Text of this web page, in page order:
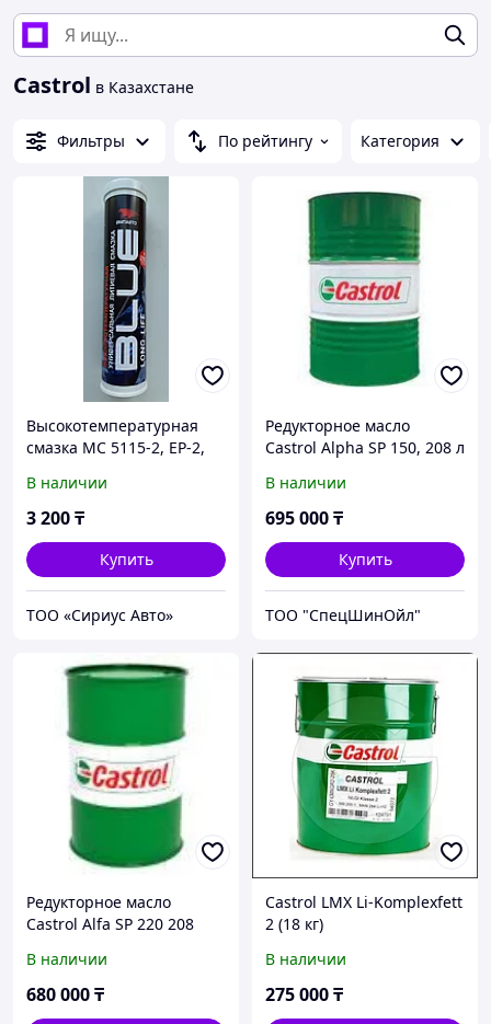
Castrol в Казахстане
Фильтры По рейтингу Категория
Высокотемпературная
смазка МС 5115-2, EP-2,
В наличии
3 200₸
Купить
ТОО «Сириус Авто»
Редукторное масло
Castrol Alpha SP 150, 208 л
В наличии
695 000₸
Купить
ТОО "СпецШинОйл"
Редукторное масло
Castrol Alfa SP 220 208
В наличии
680 000₸
Castrol LMX Li-Komplexfett
2 (18 кг)
В наличии
275 000₸